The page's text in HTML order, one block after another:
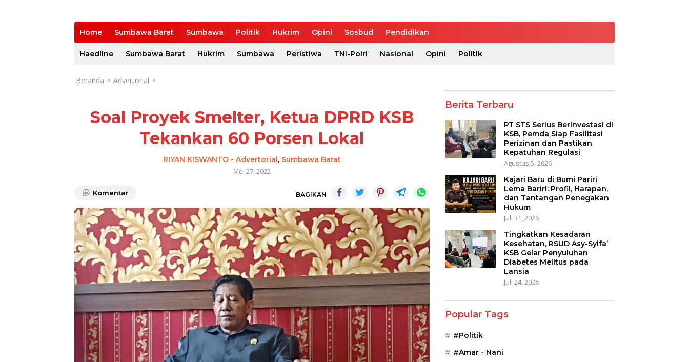
Home Sumbawa Barat Sumbawa Politik Hukrim Opini Sosbud Pendidikan
Haedline Sumbawa Barat Hukrim Sumbawa Peristiwa TNI-Polri Nasional Opini Politik
Beranda Advertorial
Soal Proyek Smelter, Ketua DPRD KSB
Tekankan 60 Porsen Lokal
RIYAN KISWANTO- Advertorial, Sumbawa Barat
Mei 27, 2022
Komentar BAGIKAN
Berita Terbaru
PT STS Serius Berinvestasi di
KSB, Pemda Siap Fasilitasi
Perizinan dan Pastikan
Kepatuhan Regulasi
Agustus 5, 2026
Kajari Baru di Bumi Pariri
Lema Bariri: Profil, Harapan,
dan Tantangan Penegakan
Hukum
Juli 31, 2026
Tingkatkan Kesadaran
Kesehatan, RSUD Asy-Syifa’
KSB Gelar Penyuluhan
Diabetes Melitus pada
Lansia
Juli 24, 2026
Popular Tags
#Politik
#Amar - Nani